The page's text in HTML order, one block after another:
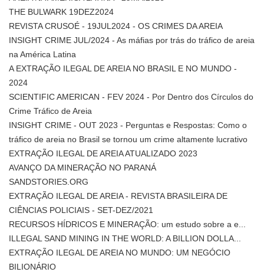
THE BULWARK 19DEZ2024
REVISTA CRUSOÉ - 19JUL2024 - OS CRIMES DA AREIA
INSIGHT CRIME JUL/2024 - As máfias por trás do tráfico de areia
na América Latina
A EXTRAÇÃO ILEGAL DE AREIA NO BRASIL E NO MUNDO -
2024
SCIENTIFIC AMERICAN - FEV 2024 - Por Dentro dos Círculos do
Crime Tráfico de Areia
INSIGHT CRIME - OUT 2023 - Perguntas e Respostas: Como o
tráfico de areia no Brasil se tornou um crime altamente lucrativo
EXTRAÇÃO ILEGAL DE AREIA ATUALIZADO 2023
AVANÇO DA MINERAÇÃO NO PARANÁ
SANDSTORIES.ORG
EXTRAÇÃO ILEGAL DE AREIA - REVISTA BRASILEIRA DE
CIÊNCIAS POLICIAIS - SET-DEZ/2021
RECURSOS HÍDRICOS E MINERAÇÃO: um estudo sobre a e...
ILLEGAL SAND MINING IN THE WORLD: A BILLION DOLLA...
EXTRAÇÃO ILEGAL DE AREIA NO MUNDO: UM NEGÓCIO
BILIONÁRIO